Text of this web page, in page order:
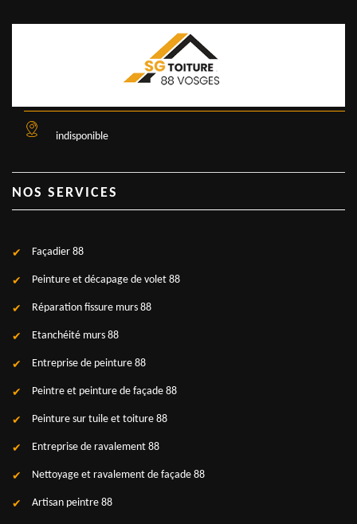
indisponible
NOS SERVICES
Façadier 88
Peinture et décapage de volet 88
Réparation fissure murs 88
Etanchéité murs 88
Entreprise de peinture 88
Peintre et peinture de façade 88
Peinture sur tuile et toiture 88
Entreprise de ravalement 88
Nettoyage et ravalement de façade 88
Artisan peintre 88